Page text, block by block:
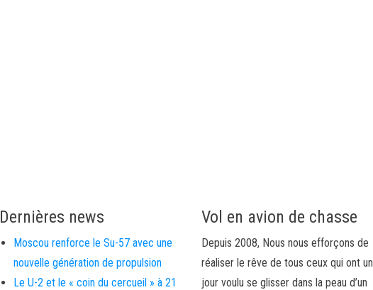
Dernières news
Moscou renforce le Su-57 avec une
nouvelle génération de propulsion
Le U-2 et le « coin du cercueil » à 21
Vol en avion de chasse
Depuis 2008, Nous nous efforçons de
réaliser le rêve de tous ceux qui ont un
jour voulu se glisser dans la peau d’un